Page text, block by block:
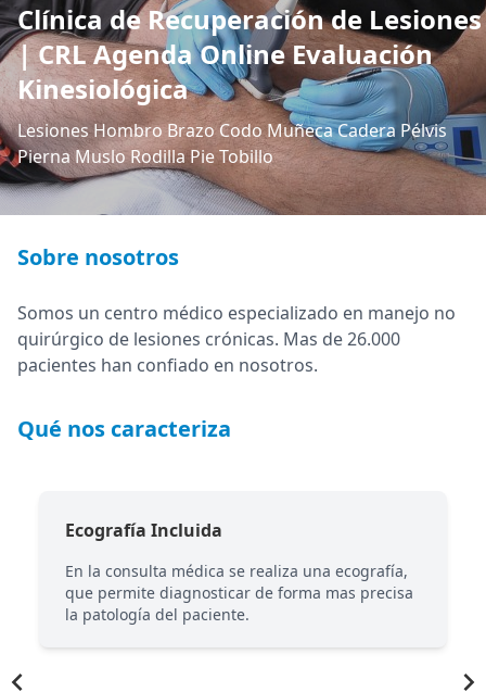
Clínica de Recuperación de Lesiones
| CRL Agenda Online Evaluación
Kinesiológica
Lesiones Hombro Brazo Codo Muñeca Cadera Pélvis
Pierna Muslo Rodilla Pie Tobillo
Sobre nosotros
Somos un centro médico especializado en manejo no
quirúrgico de lesiones crónicas. Mas de 26.000
pacientes han confiado en nosotros.
Qué nos caracteriza
Ecografía Incluida
En la consulta médica se realiza una ecografía,
que permite diagnosticar de forma mas precisa
la patología del paciente.